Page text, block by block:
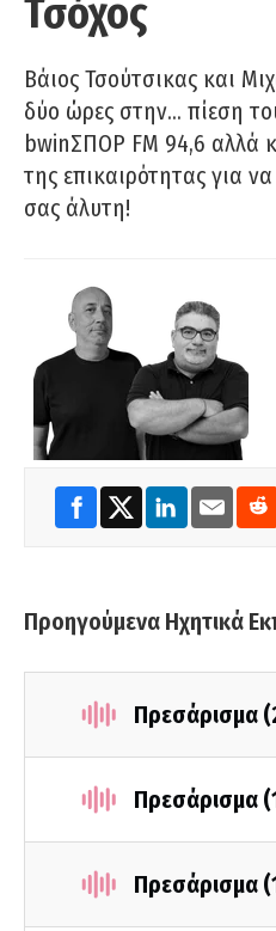
Τσόχος
Βάιος Τσούτσικας και
δύο ώρες στην… πίεση
bwinΣΠΟΡ FM 94,6 αλλά
της επικαιρότητας για
σας άλυτη!
Προηγούμενα Ηχητικά
Πρεσάρισμα
Πρεσάρισμα
Πρεσάρισμα